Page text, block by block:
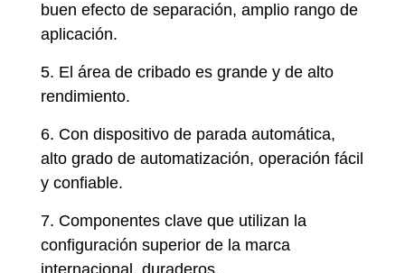
buen efecto de separación, amplio rango de
aplicación.
5. El área de cribado es grande y de alto
rendimiento.
6. Con dispositivo de parada automática,
alto grado de automatización, operación fácil
y confiable.
7. Componentes clave que utilizan la
configuración superior de la marca